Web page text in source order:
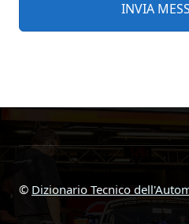
© Dizionario Tecnico